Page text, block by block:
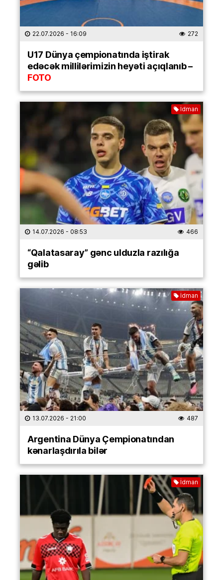
22.07.2026 - 16:09 272
U17 Dünya çempionatında iştirak
edəcək millilərimizin heyəti açıqlanıb –
FOTO
İdman
14.07.2026 - 08:53 466
“Qalatasaray” gənc ulduzla razılığa
gəlib
İdman
13.07.2026 - 21:00 487
Argentina Dünya Çempionatından
kənarlaşdırıla bilər
İdman